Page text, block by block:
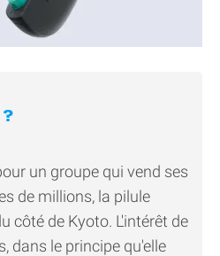
un groupe qui vend ses
de millions, la pilule
côté de Kyoto. L'intérêt de
dans le principe qu'elle